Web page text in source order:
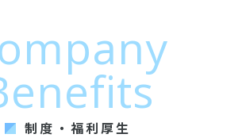
制度・福利厚生